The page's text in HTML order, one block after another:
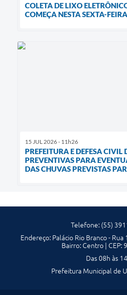
COLETA DE LIXO
COMEÇA NESTA SEXTA-
15 JUL 2026 - 11h26
PREFEITURA E DEFESA CIVIL
PREVENTIVAS PARA
DAS CHUVAS PREVISTAS
Telefone: (55)
Endereço: Palácio Rio Branco -
Bairro: Centro | CEP:
Das 08h às
Prefeitura Municipal de